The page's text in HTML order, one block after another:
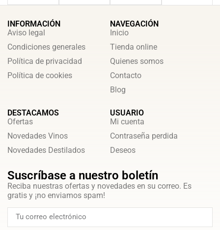
INFORMACIÓN
Aviso legal
Condiciones generales
Política de privacidad
Política de cookies
NAVEGACIÓN
Inicio
Tienda online
Quienes somos
Contacto
Blog
DESTACAMOS
Ofertas
Novedades Vinos
Novedades Destilados
USUARIO
Mi cuenta
Contraseña perdida
Deseos
Suscríbase a nuestro boletín
Reciba nuestras ofertas y novedades en su correo. Es
gratis y ¡no enviamos spam!